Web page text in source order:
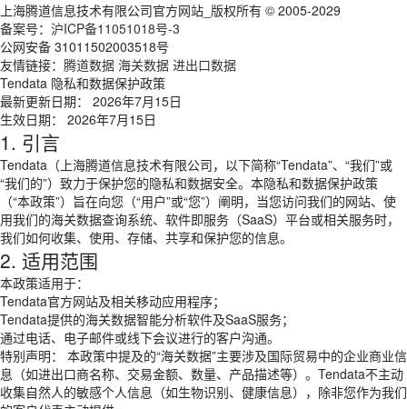
上海腾道信息技术有限公司官方网站_版权所有 © 2005-2029
备案号： 沪ICP备11051018号-3
公网安备 31011502003518号
友情链接： 腾道数据 海关数据 进出口数据
Tendata 隐私和数据保护政策
最新更新日期： 2026年7月15日
生效日期： 2026年7月15日
1. 引言
Tendata（上海腾道信息技术有限公司，以下简称“Tendata”、“我们”或
“我们的”）致力于保护您的隐私和数据安全。本隐私和数据保护政策
（“本政策”）旨在向您（“用户”或“您”）阐明，当您访问我们的网站、使
用我们的海关数据查询系统、软件即服务（SaaS）平台或相关服务时，
我们如何收集、使用、存储、共享和保护您的信息。
2. 适用范围
本政策适用于：
Tendata官方网站及相关移动应用程序；
Tendata提供的海关数据智能分析软件及SaaS服务；
通过电话、电子邮件或线下会议进行的客户沟通。
特别声明： 本政策中提及的“海关数据”主要涉及国际贸易中的企业商业信
息（如进出口商名称、交易金额、数量、产品描述等）。Tendata不主动
收集自然人的敏感个人信息（如生物识别、健康信息），除非您作为我们